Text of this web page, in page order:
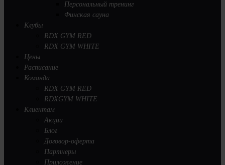
Персональный тренинг
Финская сауна
Клубы
RDX GYM RED
RDX GYM WHITE
Цены
Расписание
Команда
RDX GYM RED
RDXGYM WHITE
Клиентам
Акции
Блог
Договор-оферта
Партнеры
Приложение